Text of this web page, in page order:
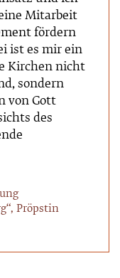
Mitarbeit
fördern
ist es mir ein
Kirchen nicht
sondern
von Gott
des
Pröpstin